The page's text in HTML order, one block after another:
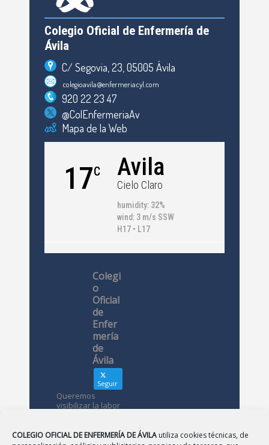
COLEGIO OFICIAL DE ENFERMERÍA DE ÁVILA utiliza cookies técnicas, de
Colegio Oficial de Enfermería de
Ávila
C/ Segovia, 23, 05005 Ávila
colegioavila@enfermeriacyl.com
920 22 23 47
@ColEnfermeriaAv
Mapa de la Web
17C Avila
Cielo Claro
humidity: 32%
wind: 3 m/s SSW
H17 • L17
Colegi
o
Oficial
de
Enfer
mería
de
Ávila
Seguir
Queremos
visibilizar la labor
conoces?